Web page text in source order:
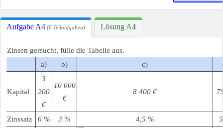
Aufgabe A4 (6 Teilaufgaben) Lösung A4
Zinsen gersucht, fülle die Tabelle aus.
a)
b) c)
Kapital
3
200
€
10 000
€
8 400 €
Zinssatz 6 % 3 % 4,5 %